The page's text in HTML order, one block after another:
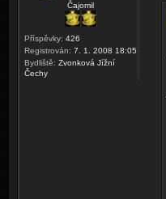
Čajomil
Příspěvky: 426
Registrován: 7. 1. 2008 18:05
Bydliště: Zvonková Jížní
Čechy